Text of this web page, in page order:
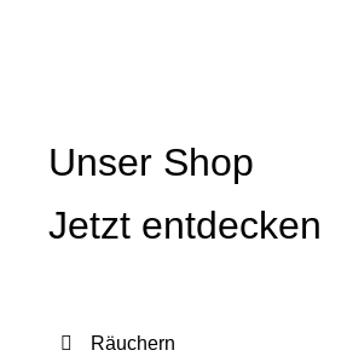
Unser Shop
Jetzt entdecken
Räuchern